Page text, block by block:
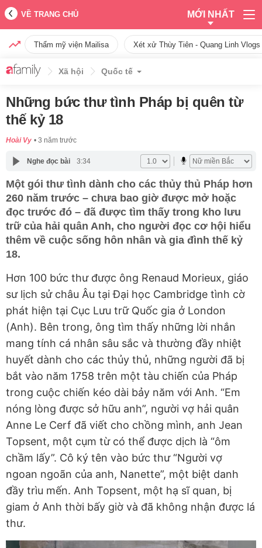
VỀ TRANG CHỦ MỚI NHẤT
Thẩm mỹ viện Mailisa Xét xử Thùy Tiên - Quang Linh
Xã hội Quốc tế
Những bức thư tình Pháp bị quên từ
thế kỷ 18
Hoài Vy 3 năm trước
Nghe đọc bài 3:34
Một gói thư tình dành cho các thủy thủ Pháp hơn
260 năm trước – chưa bao giờ được mở hoặc
đọc trước đó – đã được tìm thấy trong kho lưu
trữ của hải quân Anh, cho người đọc cơ hội hiểu
thêm về cuộc sống hôn nhân và gia đình thế kỷ
18.
Hơn 100 bức thư được ông Renaud Morieux, giáo
sư lịch sử châu Âu tại Đại học Cambridge tình cờ
phát hiện tại Cục Lưu trữ Quốc gia ở London
(Anh). Bên trong, ông tìm thấy những lời nhắn
mang tính cá nhân sâu sắc và thường đầy nhiệt
huyết dành cho các thủy thủ, những người đã bị
bắt vào năm 1758 trên một tàu chiến của Pháp
trong cuộc chiến kéo dài bảy năm với Anh. “Em
nóng lòng được sở hữu anh”, người vợ hải quân
Anne Le Cerf đã viết cho chồng mình, anh Jean
Topsent, một cụm từ có thể được dịch là “ôm
chầm lấy”. Cô ký tên vào bức thư “Người vợ
ngoan ngoãn của anh, Nanette”, một biệt danh
đầy trìu mến. Anh Topsent, một hạ sĩ quan, bị
giam ở Anh thời bấy giờ và đã không nhận được lá
thư.